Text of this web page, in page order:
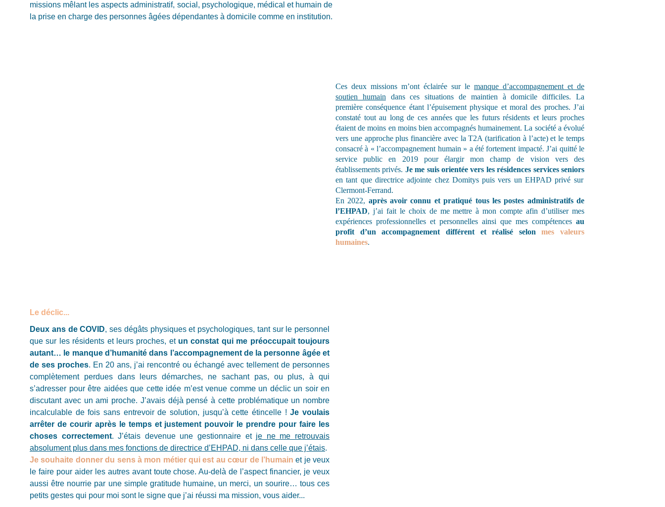
missions mêlant les aspects administratif, social, psychologique, médical et humain de
la prise en charge des personnes âgées dépendantes à domicile comme en institution.
Ces deux missions m’ont éclairée sur le manque d’accompagnement et de
soutien humain dans ces situations de maintien à domicile difficiles. La
première conséquence étant l’épuisement physique et moral des proches. J’ai
constaté tout au long de ces années que les futurs résidents et leurs proches
étaient de moins en moins bien accompagnés humainement. La société a évolué
vers une approche plus financière avec la T2A (tarification à l’acte) et le temps
consacré à « l’accompagnement humain » a été fortement impacté. J’ai quitté le
service public en 2019 pour élargir mon champ de vision vers des
établissements privés. Je me suis orientée vers les résidences services seniors
en tant que directrice adjointe chez Domitys puis vers un EHPAD privé sur
Clermont-Ferrand.
En 2022, après avoir connu et pratiqué tous les postes administratifs de
l’EHPAD, j’ai fait le choix de me mettre à mon compte afin d’utiliser mes
expériences professionnelles et personnelles ainsi que mes compétences au
profit d’un accompagnement différent et réalisé selonmes valeurs
humaines.
Le déclic...
Deux ans de COVID, ses dégâts physiques et psychologiques, tant sur le personnel
que sur les résidents et leurs proches, et un constat qui me préoccupait toujours
autant… le manque d’humanité dans l’accompagnement de la personne âgée et
de ses proches. En 20 ans, j’ai rencontré ou échangé avec tellement de personnes
complètement perdues dans leurs démarches, ne sachant pas, ou plus, à qui
s’adresser pour être aidées que cette idée m’est venue comme un déclic un soir en
discutant avec un ami proche. J’avais déjà pensé à cette problématique un nombre
incalculable de fois sans entrevoir de solution, jusqu’à cette étincelle !Je voulais
arrêter de courir après le temps et justement pouvoir le prendre pour faire les
choses correctement. J’étais devenue une gestionnaire et je ne me retrouvais
absolument plus dans mes fonctions de directrice d’EHPAD, ni dans celle que j’étais.
Je souhaite donner du sens à mon métier qui est au cœur de l’humain et je veux
le faire pour aider les autres avant toute chose. Au-delà de l’aspect financier, je veux
aussi être nourrie par une simple gratitude humaine, un merci, un sourire… tous ces
petits gestes qui pour moi sont le signe que j’ai réussi ma mission, vous aider...